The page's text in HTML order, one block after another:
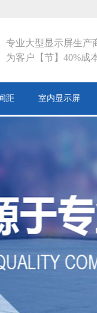
专业大型显示屏生产
为客户【节】40%成
距 室内显示屏